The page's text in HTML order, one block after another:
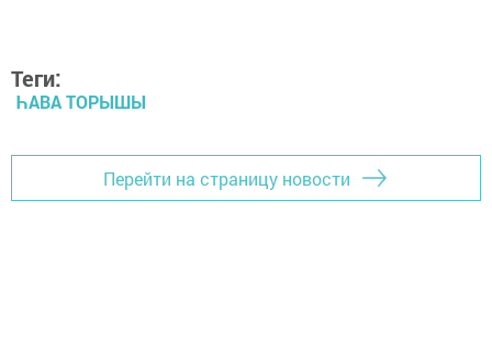
Теги:
ҺАВА ТОРЫШЫ
Перейти на страницу новости